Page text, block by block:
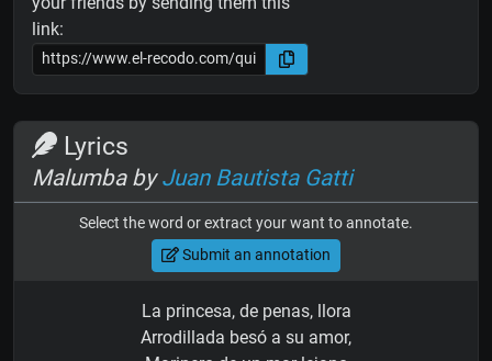
link:
Lyrics
Malumba byJuan Bautista Gatti
Select the word or extract your want to annotate.
Submit an annotation
La princesa, de penas, llora
Arrodillada besó a su amor,